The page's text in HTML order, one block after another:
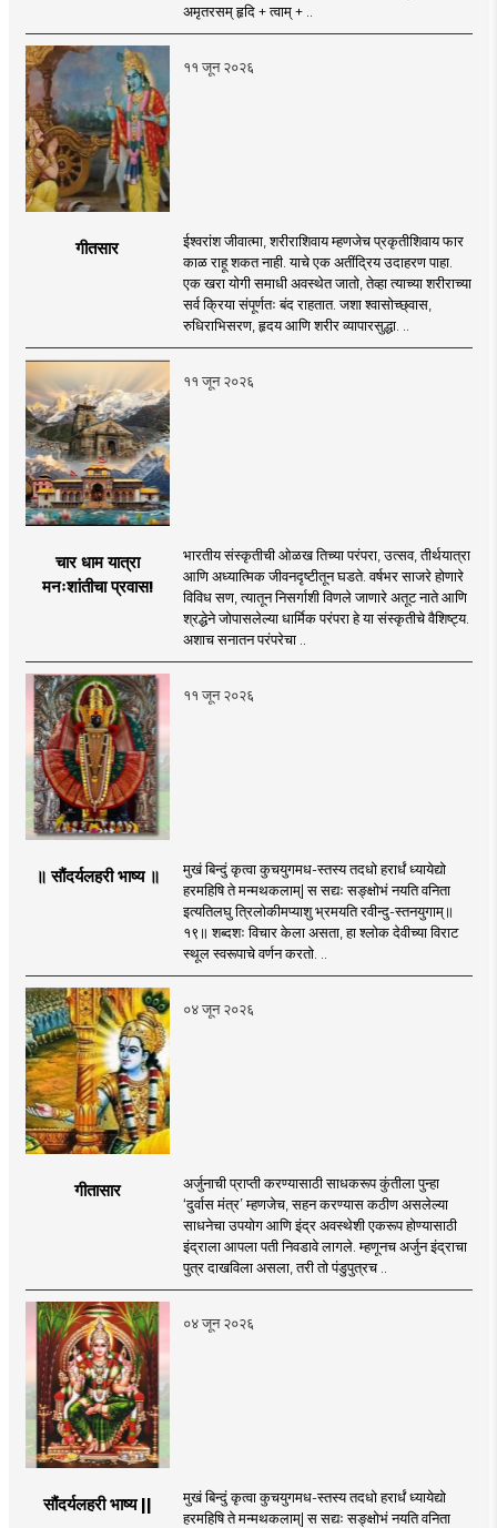
अमृतरसम् हृदि + त्वाम् + ..
११ जून २०२६
गीतसार
ईश्वरांश जीवात्मा, शरीराशिवाय म्हणजेच प्रकृतीशिवाय फार
काळ राहू शकत नाही. याचे एक अतींद्रिय उदाहरण पाहा.
एक खरा योगी समाधी अवस्थेत जातो, तेव्हा त्याच्या शरीराच्या
सर्व क्रिया संपूर्णतः बंद राहतात. जशा श्वासोच्छ्वास,
रुधिराभिसरण, हृदय आणि शरीर व्यापारसुद्धा. ..
११ जून २०२६
चार धाम यात्रा
मनःशांतीचा प्रवास!
भारतीय संस्कृतीची ओळख तिच्या परंपरा, उत्सव, तीर्थयात्रा
आणि अध्यात्मिक जीवनदृष्टीतून घडते. वर्षभर साजरे होणारे
विविध सण, त्यातून निसर्गाशी विणले जाणारे अतूट नाते आणि
श्रद्धेने जोपासलेल्या धार्मिक परंपरा हे या संस्कृतीचे वैशिष्ट्य.
अशाच सनातन परंपरेचा ..
११ जून २०२६
॥ सौंदर्यलहरी भाष्य ॥
मुखं बिन्दुं कृत्वा कुचयुगमध-स्तस्य तदधो हरार्धं ध्यायेद्यो
हरमहिषि ते मन्मथकलाम्| स सद्यः सङ्क्षोभं नयति वनिता
इत्यतिलघु त्रिलोकीमप्याशु भ्रमयति रवीन्दु-स्तनयुगाम्॥
१९॥ शब्दशः विचार केला असता, हा श्लोक देवीच्या विराट
स्थूल स्वरूपाचे वर्णन करतो. ..
०४ जून २०२६
गीतासार
अर्जुनाची प्राप्ती करण्यासाठी साधकरूप कुंतीला पुन्हा
‘दुर्वास मंत्र’ म्हणजेच, सहन करण्यास कठीण असलेल्या
साधनेचा उपयोग आणि इंद्र अवस्थेशी एकरूप होण्यासाठी
इंद्राला आपला पती निवडावे लागले. म्हणूनच अर्जुन इंद्राचा
पुत्र दाखविला असला, तरी तो पंडुपुत्रच ..
०४ जून २०२६
सौंदर्यलहरी भाष्य ||
मुखं बिन्दुं कृत्वा कुचयुगमध-स्तस्य तदधो हरार्धं ध्यायेद्यो
हरमहिषि ते मन्मथकलाम्| स सद्यः सङ्क्षोभं नयति वनिता